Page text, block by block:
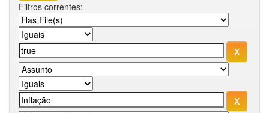
Filtros correntes: